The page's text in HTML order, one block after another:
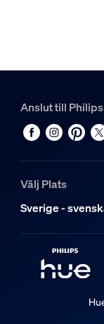
Hue Perifo rak
Hue White and
Anslut till
Välj Plats
Sverige -